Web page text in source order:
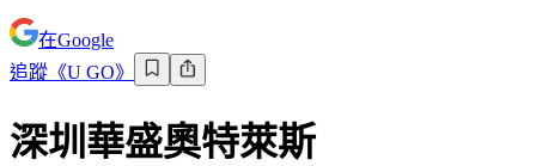
在Google
追蹤《U GO》
深圳華盛奧特萊斯